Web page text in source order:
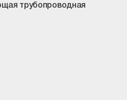
трубопроводная